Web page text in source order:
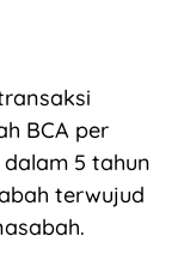
BCA per
5 tahun
terwujud